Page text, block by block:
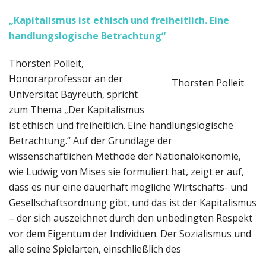
„Kapitalismus ist ethisch und freiheitlich. Eine
handlungslogische Betrachtung“
Thorsten Polleit
Thorsten Polleit,
Honorarprofessor an der
Universität Bayreuth, spricht
zum Thema „Der Kapitalismus
ist ethisch und freiheitlich. Eine handlungslogische
Betrachtung.“ Auf der Grundlage der
wissenschaftlichen Methode der Nationalökonomie,
wie Ludwig von Mises sie formuliert hat, zeigt er auf,
dass es nur eine dauerhaft mögliche Wirtschafts- und
Gesellschaftsordnung gibt, und das ist der Kapitalismus
– der sich auszeichnet durch den unbedingten Respekt
vor dem Eigentum der Individuen. Der Sozialismus und
alle seine Spielarten, einschließlich des